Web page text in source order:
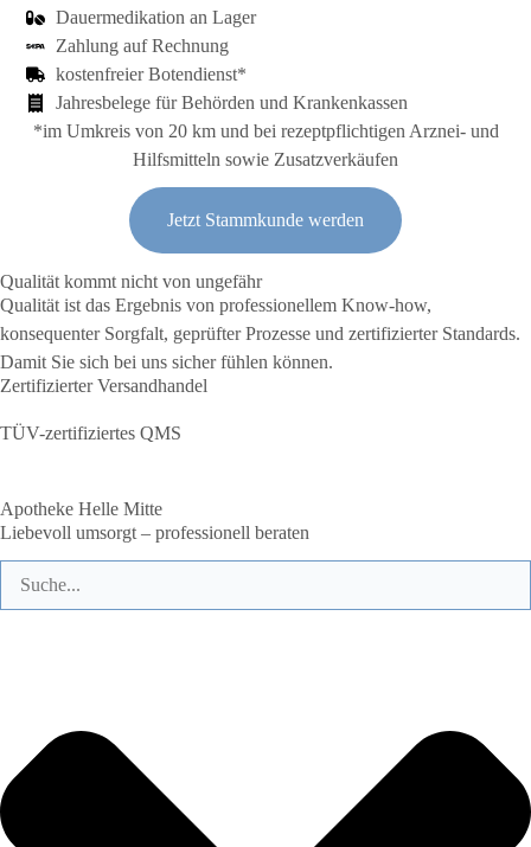
Dauer­medikation an Lager
Zahl­ung auf Rech­nung
kosten­freier Boten­dienst*
Jahres­be­lege für Be­hörden und Kranken­kassen
*im Umkreis von 20 km und bei rezeptpflichtigen Arznei- und
Hilfsmitteln sowie Zusatzverkäufen
Jetzt Stammkunde werden
Qualität kommt nicht von ungefähr
Qualität ist das Ergebnis von professionellem Know-how,
konsequenter Sorgfalt, geprüfter Prozesse und zertifizierter Standards.
Damit Sie sich bei uns sicher fühlen können.
ZertifizierterVersandhandel
TÜV-zertifiziertes QMS
Apotheke Helle Mitte
Liebevoll umsorgt – professionell beraten